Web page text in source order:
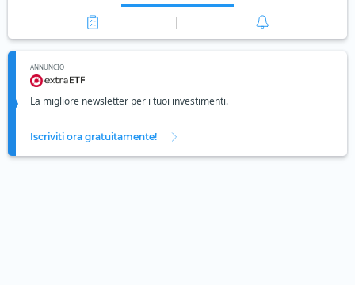
ANNUNCIO
La migliore newsletter per i tuoi investimenti.
Iscriviti ora gratuitamente!